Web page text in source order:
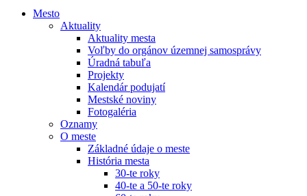
Mesto
Aktuality
Aktuality mesta
Voľby do orgánov územnej samosprávy
Úradná tabuľa
Projekty
Kalendár podujatí
Mestské noviny
Fotogaléria
Oznamy
O meste
Základné údaje o meste
História mesta
30-te roky
40-te a 50-te roky